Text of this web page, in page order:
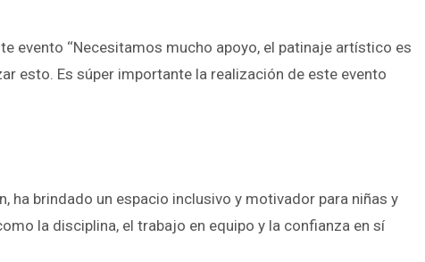
‘‘Necesitamos mucho apoyo, el patinaje artístico es
esto. Es súper importante la realización de este evento
ha brindado un espacio inclusivo y motivador para niñas y
la disciplina, el trabajo en equipo y la confianza en sí